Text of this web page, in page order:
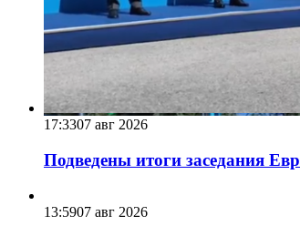
17:3307 авг 2026
Подведены итоги заседания
13:5907 авг 2026